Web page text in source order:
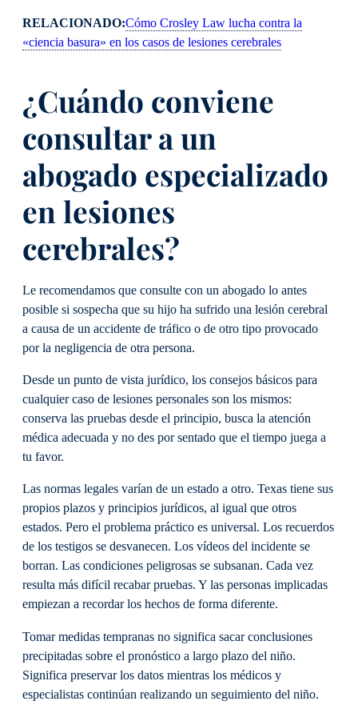
RELACIONADO:Cómo Crosley Law lucha contra la
«ciencia basura» en los casos de lesiones cerebrales
¿Cuándo conviene
consultar a un
abogado especializado
en lesiones
cerebrales?
Le recomendamos que consulte con un abogado lo antes
posible si sospecha que su hijo ha sufrido una lesión cerebral
a causa de un accidente de tráfico o de otro tipo provocado
por la negligencia de otra persona.
Desde un punto de vista jurídico, los consejos básicos para
cualquier caso de lesiones personales son los mismos:
conserva las pruebas desde el principio, busca la atención
médica adecuada y no des por sentado que el tiempo juega a
tu favor.
Las normas legales varían de un estado a otro. Texas tiene sus
propios plazos y principios jurídicos, al igual que otros
estados. Pero el problema práctico es universal. Los recuerdos
de los testigos se desvanecen. Los vídeos del incidente se
borran. Las condiciones peligrosas se subsanan. Cada vez
resulta más difícil recabar pruebas. Y las personas implicadas
empiezan a recordar los hechos de forma diferente.
Tomar medidas tempranas no significa sacar conclusiones
precipitadas sobre el pronóstico a largo plazo del niño.
Significa preservar los datos mientras los médicos y
especialistas continúan realizando un seguimiento del niño.